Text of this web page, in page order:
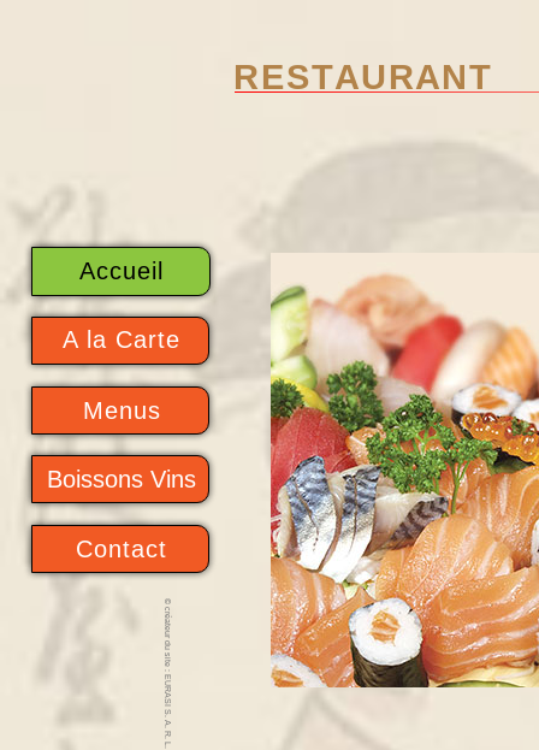
R E S T A U R A N T
© créateur du site : EURASI S. A. R. L.
Accueil
A la Carte
Menus
Boissons Vins
Contact